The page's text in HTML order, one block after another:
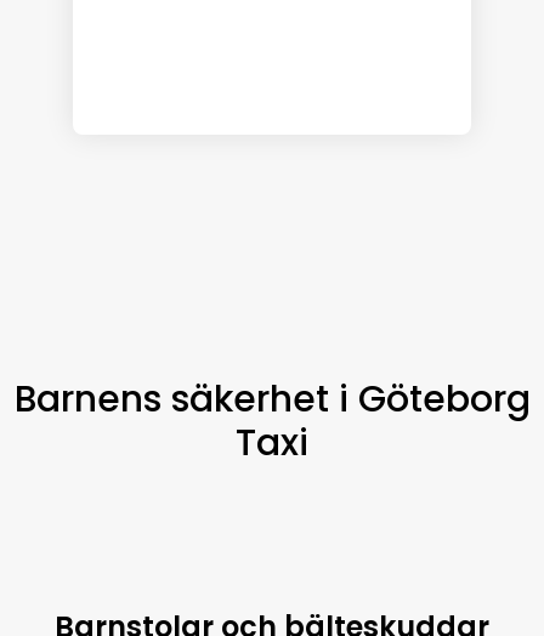
Barnens säkerhet i Göteborg
Taxi
Barnstolar och bälteskuddar